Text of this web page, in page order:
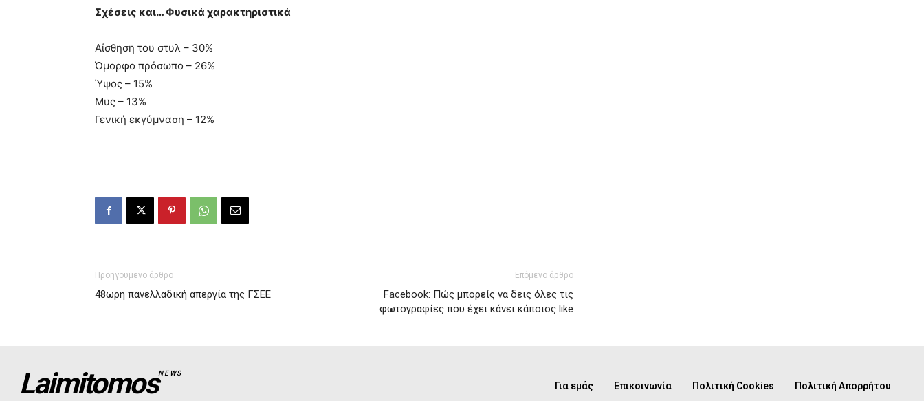
Σχέσεις και… Φυσικά χαρακτηριστικά
Αίσθηση του στυλ – 30%
Όμορφο πρόσωπο – 26%
Ύψος – 15%
Μυς – 13%
Γενική εκγύμναση – 12%
Προηγούμενο άρθρο
48ωρη πανελλαδική απεργία της ΓΣΕΕ
Επόμενο άρθρο
Facebook: Πώς μπορείς να δεις όλες τις
φωτογραφίες που έχει κάνει κάποιος like
LaimitomosNEWS
Για εμάς Επικοινωνία Πολιτική Cookies Πολιτική Απορρήτου